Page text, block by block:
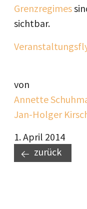
Grenzregimes
sichtbar.
von
Annette
Jan-Holger
1. April 2014
zurück